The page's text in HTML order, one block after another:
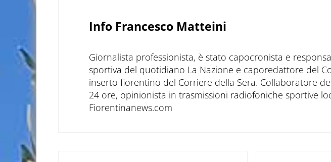
Info Francesco Matteini
Giornalista professionista, è stato capocronista e
sportiva del quotidiano La Nazione e caporedattore del
inserto fiorentino del Corriere della Sera. Collaboratore
24 ore, opinionista in trasmissioni radiofoniche sportive
Fiorentinanews.com